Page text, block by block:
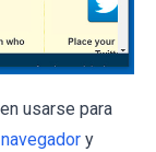
usarse para
y